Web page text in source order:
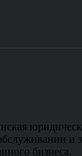
и
бизнеса.